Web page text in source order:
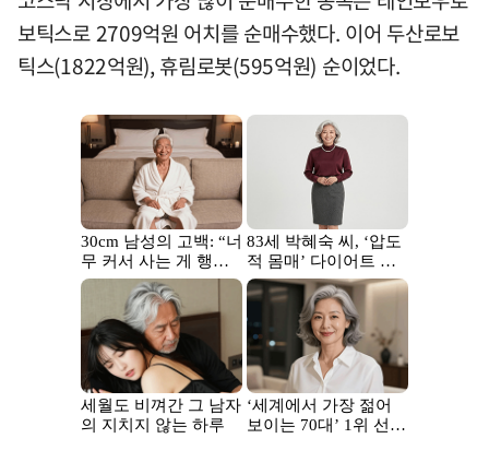
보틱스로 2709억원 어치를 순매수했다. 이어 두산로보
틱스(1822억원), 휴림로봇(595억원) 순이었다.